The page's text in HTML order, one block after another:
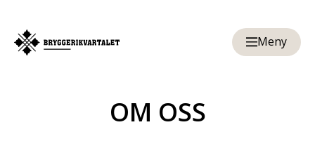
Meny
OM OSS